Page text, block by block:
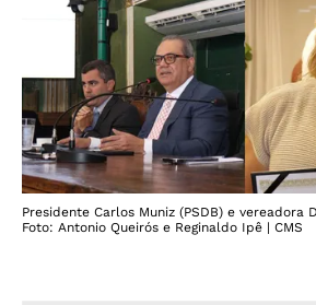
Presidente Carlos Muniz (PSDB) e vereadora
Foto: Antonio Queirós e Reginaldo Ipê | CMS